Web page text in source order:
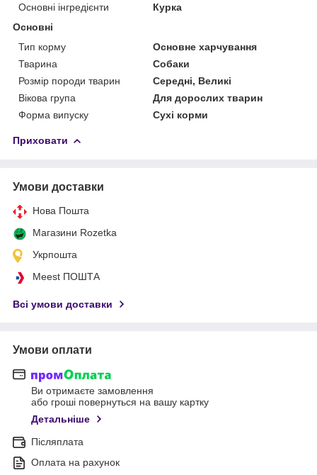
Основні інгредієнти
Курка
Основні
Тип корму
Основне харчування
Тварина
Собаки
Розмір породи тварин
Середні, Великі
Вікова група
Для дорослих тварин
Форма випуску
Сухі корми
Приховати
Умови доставки
Нова Пошта
Магазини Rozetka
Укрпошта
Meest ПОШТА
Всі умови доставки
Умови оплати
Ви отримаєте замовлення
або гроші повернуться на вашу картку
Детальніше
Післяплата
Оплата на рахунок